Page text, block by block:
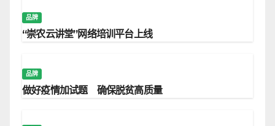
品牌
“崇农云讲堂”网络培训平台上线
品牌
做好疫情加试题 确保脱贫高质量